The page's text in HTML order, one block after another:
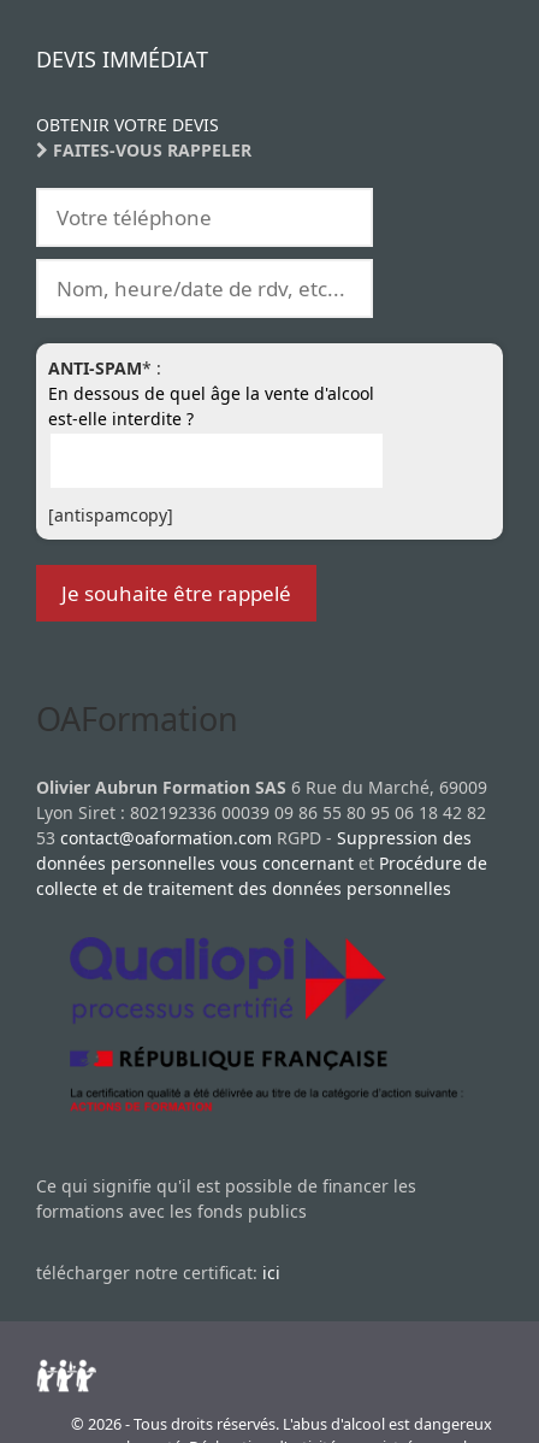
DEVIS IMMÉDIAT
OBTENIR VOTRE DEVIS
FAITES-VOUS RAPPELER
ANTI-SPAM* :
En dessous de quel âge la vente d'alcool
est-elle interdite ?
[antispamcopy]
OAFormation
Olivier Aubrun Formation SAS 6 Rue du Marché, 69009
Lyon Siret : 802192336 00039 09 86 55 80 95 06 18 42 82
53 contact@oaformation.com RGPD - Suppression des
données personnelles vous concernant et Procédure de
collecte et de traitement des données personnelles
Ce qui signifie qu'il est possible de financer les
formations avec les fonds publics
télécharger notre certificat: ici
© 2026 - Tous droits réservés. L'abus d'alcool est dangereux